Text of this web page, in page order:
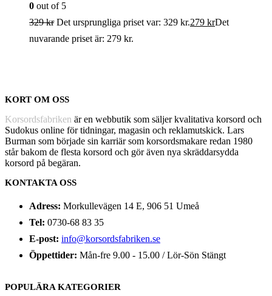
0 out of 5
329kr Det ursprungliga priset var: 329 kr.279 krDet
nuvarande priset är: 279 kr.
KORT OM OSS
Korsordsfabriken är en webbutik som säljer kvalitativa korsord och
Sudokus online för tidningar, magasin och reklamutskick. Lars
Burman som började sin karriär som korsordsmakare redan 1980
står bakom de flesta korsord och gör även nya skräddarsydda
korsord på begäran.
KONTAKTA OSS
Adress: Morkullevägen 14 E, 906 51 Umeå
Tel: 0730-68 83 35
E-post: info@korsordsfabriken.se
Öppettider: Mån-fre 9.00 - 15.00 / Lör-Sön Stängt
POPULÄRA KATEGORIER